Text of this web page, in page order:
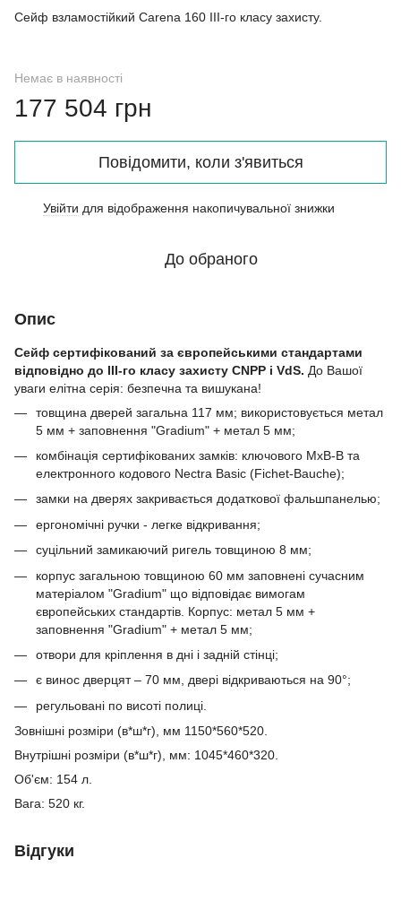
Сейф взламостійкий Carena 160 III-го класу захисту.
Немає в наявності
177 504 грн
Повідомити, коли з'явиться
Увійти для відображення накопичувальної знижки
До обраного
Опис
Сейф сертифікований за європейськими стандартами
відповідно до III-го класу захисту CNPP і VdS. До Вашої
уваги елітна серія: безпечна та вишукана!
товщина дверей загальна 117 мм; використовується метал
5 мм + заповнення "Gradium" + метал 5 мм;
комбінація сертифікованих замків: ключового MxB-B та
електронного кодового Nectra Basic (Fichet-Bauche);
замки на дверях закривається додаткової фальшпанелью;
ергономічні ручки - легке відкривання;
суцільний замикаючий ригель товщиною 8 мм;
корпус загальною товщиною 60 мм заповнені сучасним
матеріалом "Gradium" що відповідає вимогам
європейських стандартів. Корпус: метал 5 мм +
заповнення "Gradium" + метал 5 мм;
отвори для кріплення в дні і задній стінці;
є винос дверцят – 70 мм, двері відкриваються на 90°;
регульовані по висоті полиці.
Зовнішні розміри (в*ш*г), мм 1150*560*520.
Внутрішні розміри (в*ш*г), мм: 1045*460*320.
Об'єм: 154 л.
Вага: 520 кг.
Відгуки